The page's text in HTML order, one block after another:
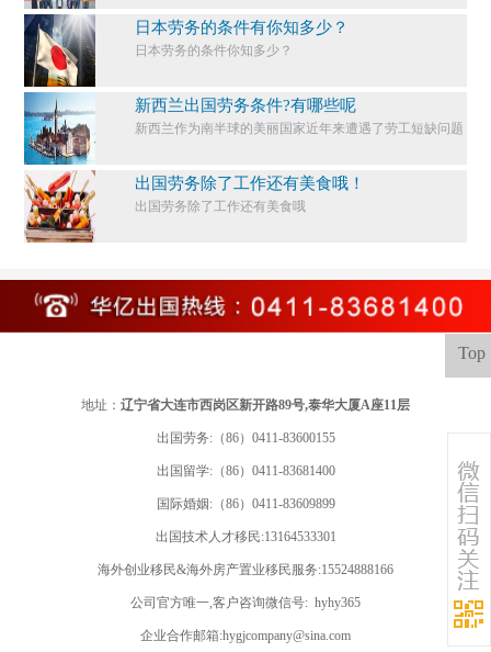
日本劳务的条件有你知多少？
日本劳务的条件你知多少？​
新西兰出国劳务条件?有哪些呢
新西兰作为南半球的美丽国家近年来遭遇了劳工短缺问题
出国劳务除了工作还有美食哦！
出国劳务除了工作还有美食哦
Top
地址： 辽宁省大连市西岗区新开路89号,泰华大厦A座11层
出国劳务:（86）0411-83600155
出国留学:（86）0411-83681400
国际婚姻:（86）0411-83609899
出国技术人才移民:13164533301
海外创业移民&海外房产置业移民服务:15524888166
公司官方唯一,客户咨询微信号: hyhy365
企业合作邮箱:hygjcompany@sina.com